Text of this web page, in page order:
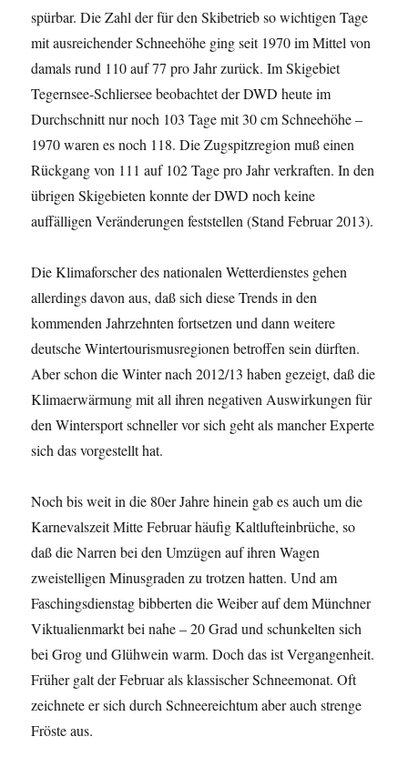
spürbar. Die Zahl der für den Skibetrieb so wichtigen Tage
mit ausreichender Schneehöhe ging seit 1970 im Mittel von
damals rund 110 auf 77 pro Jahr zurück. Im Skigebiet
Tegernsee-Schliersee beobachtet der DWD heute im
Durchschnitt nur noch 103 Tage mit 30 cm Schneehöhe –
1970 waren es noch 118. Die Zugspitzregion muß einen
Rückgang von 111 auf 102 Tage pro Jahr verkraften. In den
übrigen Skigebieten konnte der DWD noch keine
auffälligen Veränderungen feststellen (Stand Februar 2013).
Die Klimaforscher des nationalen Wetterdienstes gehen
allerdings davon aus, daß sich diese Trends in den
kommenden Jahrzehnten fortsetzen und dann weitere
deutsche Wintertourismusregionen betroffen sein dürften.
Aber schon die Winter nach 2012/13 haben gezeigt, daß die
Klimaerwärmung mit all ihren negativen Auswirkungen für
den Wintersport schneller vor sich geht als mancher Experte
sich das vorgestellt hat.
Noch bis weit in die 80er Jahre hinein gab es auch um die
Karnevalszeit Mitte Februar häufig Kaltlufteinbrüche, so
daß die Narren bei den Umzügen auf ihren Wagen
zweistelligen Minusgraden zu trotzen hatten. Und am
Faschingsdienstag bibberten die Weiber auf dem Münchner
Viktualienmarkt bei nahe – 20 Grad und schunkelten sich
bei Grog und Glühwein warm. Doch das ist Vergangenheit.
Früher galt der Februar als klassischer Schneemonat. Oft
zeichnete er sich durch Schneereichtum aber auch strenge
Fröste aus.